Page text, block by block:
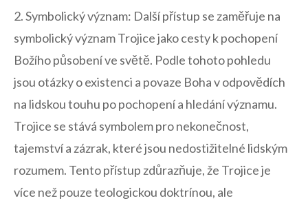
2. Symbolický význam:‍ Další​ přístup se​ zaměřuje na
symbolický význam Trojice‌ jako cesty k pochopení
Božího působení⁣ ve světě. Podle tohoto ⁣pohledu
jsou otázky ⁢o​ existenci a povaze‍ Boha ⁢v odpovědích
na lidskou touhu po pochopení a hledání významu.
Trojice se⁤ stává symbolem pro ‌nekonečnost,
tajemství a ​zázrak, které jsou nedostižitelné⁢ lidským
rozumem. Tento ⁣přístup‌ zdůrazňuje, že ‍Trojice je
více než⁣ pouze ‌teologickou doktrínou,‍ ale